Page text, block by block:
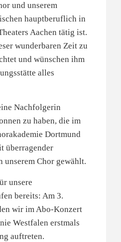
und unserem
hauptberuflich in
Aachen tätig ist.
wunderbaren Zeit zu
und wünschen ihm
alles
Nachfolgerin
zu haben, die im
Dortmund
überragender
unserem Chor gewählt.
unsere
bereits: Am 3.
wir im Abo-Konzert
Westfalen erstmals
auftreten.